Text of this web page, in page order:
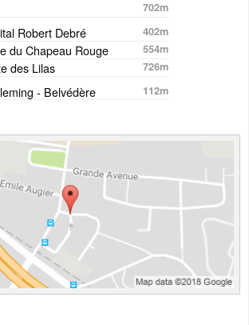
702m
Robert Debré
402m
du Chapeau Rouge
554m
des Lilas
726m
- Belvédère 112m